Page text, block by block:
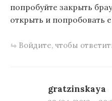
попробуйте закрыть
открыть и попробовать
Войдите, чтобы
gratzinskaya